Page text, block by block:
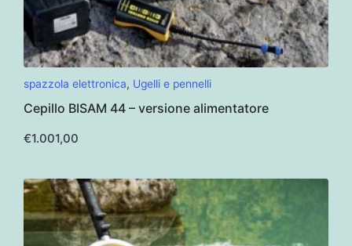
spazzola elettronica, Ugelli e pennelli
Cepillo BISAM 44 – versione alimentatore
€1.001,00